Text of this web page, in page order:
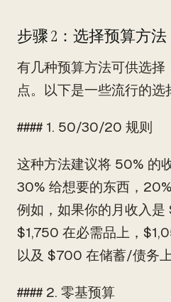
步骤 2：选择预算方法
有几种预算方法可供选
点。以下是一些流行的选
#### 1. 50/30/20 规则
这种方法建议将 50% 的
30% 给想要的东西，
例如，如果你的月收入
$1,750 在必需品上，
以及 $700 在储蓄/债务上
#### 2. 零基预算